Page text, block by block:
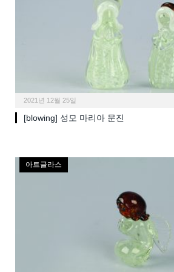
2021년 12월 25일
[blowing] 성모 마리아 문진
아트글라스